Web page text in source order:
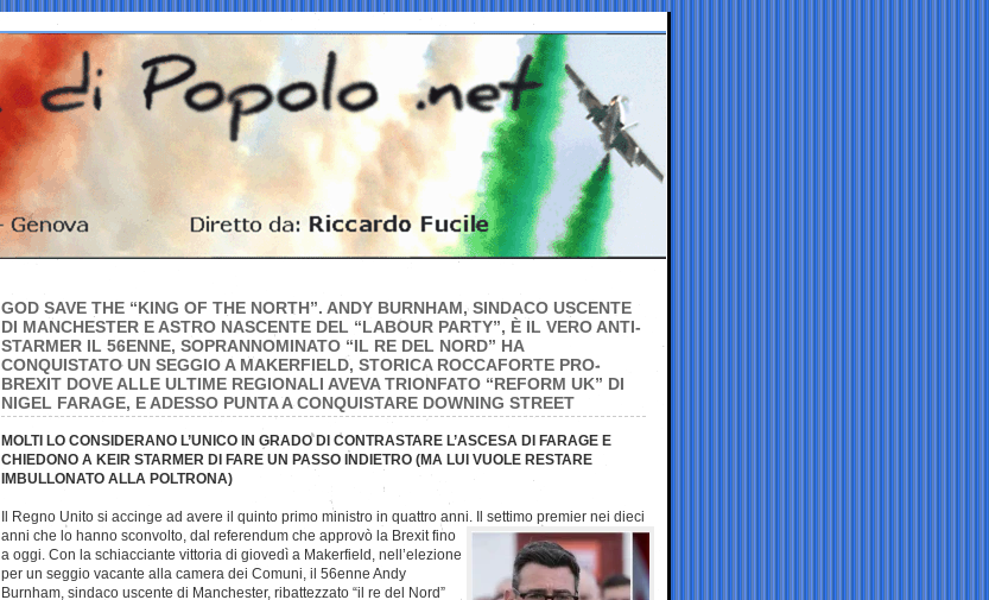
GOD SAVE THE “KING OF THE NORTH”. ANDY BURNHAM, SINDACO USCENTE
DI MANCHESTER E ASTRO NASCENTE DEL “LABOUR PARTY”, È IL VERO ANTI-
STARMER IL 56ENNE, SOPRANNOMINATO “IL RE DEL NORD” HA
CONQUISTATO UN SEGGIO A MAKERFIELD, STORICA ROCCAFORTE PRO-
BREXIT DOVE ALLE ULTIME REGIONALI AVEVA TRIONFATO “REFORM UK” DI
NIGEL FARAGE, E ADESSO PUNTA A CONQUISTARE DOWNING STREET
MOLTI LO CONSIDERANO L’UNICO IN GRADO DI CONTRASTARE L’ASCESA DI FARAGE E
CHIEDONO A KEIR STARMER DI FARE UN PASSO INDIETRO (MA LUI VUOLE RESTARE
IMBULLONATO ALLA POLTRONA)
Il Regno Unito si accinge ad avere il quinto primo ministro in quattro anni. Il settimo premier nei dieci
anni che lo hanno sconvolto, dal referendum che approvò la Brexit fino
a oggi. Con la schiacciante vittoria di giovedì a Makerfield, nell’elezione
per un seggio vacante alla camera dei Comuni, il 56enne Andy
Burnham, sindaco uscente di Manchester, ribattezzato “il re del Nord”